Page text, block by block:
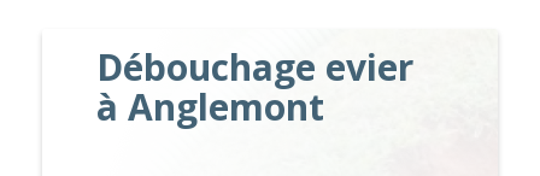
Débouchage evier
à Anglemont